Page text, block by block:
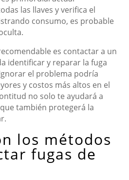
las llaves y verifica el
consumo, es probable
es contactar a un
identificar y reparar la fuga
el problema podría
y costos más altos en el
no solo te ayudará a
también protegerá la
los métodos
fugas de